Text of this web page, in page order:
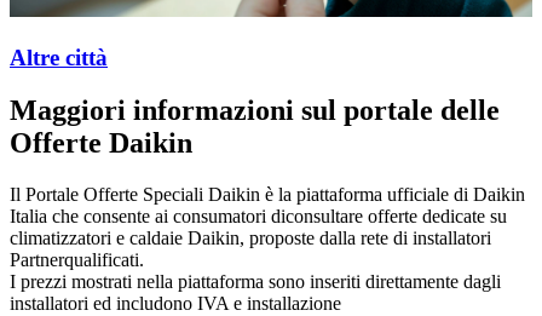
Altre città
Maggiori informazioni sul portale delle
Offerte Daikin
Il Portale Offerte Speciali Daikin è la piattaforma ufficiale di Daikin
Italia che consente ai consumatori diconsultare offerte dedicate su
climatizzatori e caldaie Daikin, proposte dalla rete di installatori
Partnerqualificati.
I prezzi mostrati nella piattaforma sono inseriti direttamente dagli
installatori ed includono IVA e installazione